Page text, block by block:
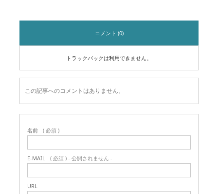
コメント (0)
トラックバックは利用できません。
この記事へのコメントはありません。
名前 ( 必須 )
E-MAIL ( 必須 ) - 公開されません -
URL